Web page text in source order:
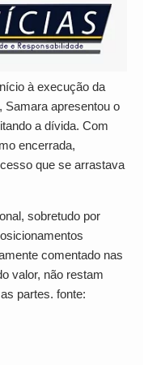
à execução da
Samara apresentou o
a dívida. Com
encerrada,
que se arrastava
sobretudo por
comentado nas
valor, não restam
partes. fonte: